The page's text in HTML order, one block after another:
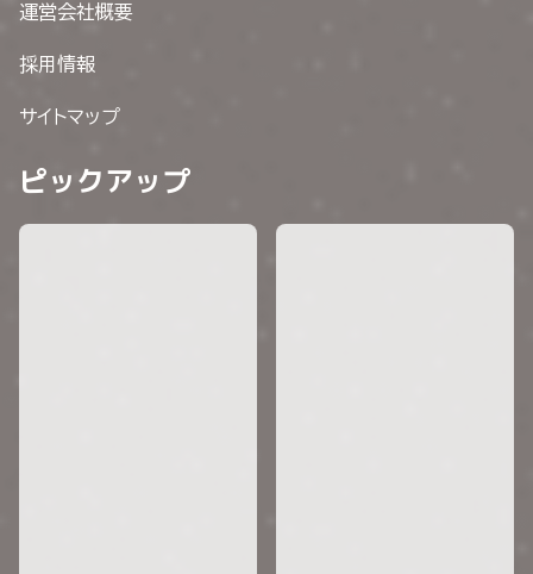
運営会社概要
採用情報
サイトマップ
ピックアップ